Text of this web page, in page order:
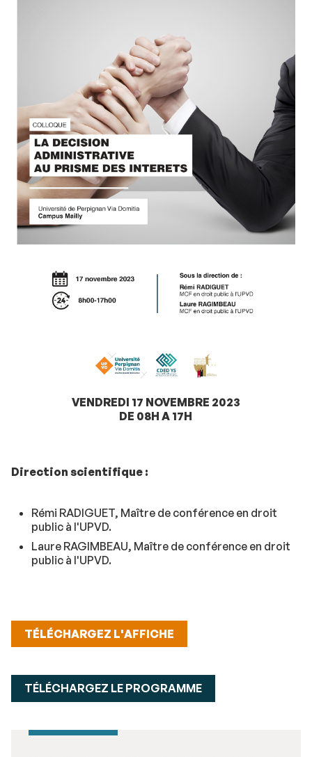
VENDREDI 17 NOVEMBRE 2023
DE 08H A 17H
Direction scientifique :
Rémi RADIGUET, Maître de conférence en droit
public à l'UPVD.
Laure RAGIMBEAU, Maître de conférence en droit
public à l'UPVD.
TÉLÉCHARGEZ L'AFFICHE
TÉLÉCHARGEZ LE PROGRAMME